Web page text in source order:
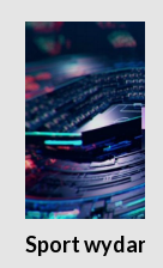
Sport